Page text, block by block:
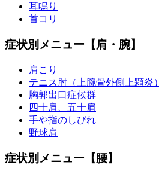
耳鳴り
首コリ
症状別メニュー【肩・腕】
肩こり
テニス肘（上腕骨外側上顆炎）
胸郭出口症候群
四十肩、五十肩
手や指のしびれ
野球肩
症状別メニュー【腰】